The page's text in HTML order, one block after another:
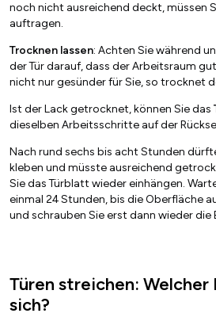
noch nicht ausreichend deckt, müssen
auftragen.
Trocknen lassen: Achten Sie während
der Tür darauf, dass der Arbeitsraum
nicht nur gesünder für Sie, so trocknet
Ist der Lack getrocknet, können Sie das
dieselben Arbeitsschritte auf der
Nach rund sechs bis acht Stunden
kleben und müsste ausreichend
Sie das Türblatt wieder einhängen.
einmal 24 Stunden, bis die Oberfläche
und schrauben Sie erst dann wieder die
Türen streichen: Welcher
sich?